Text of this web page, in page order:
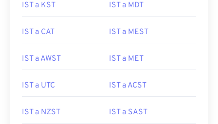
IST a KST IST a MDT
IST a CAT IST a MEST
IST a AWST IST a MET
IST a UTC IST a ACST
IST a NZST IST a SAST